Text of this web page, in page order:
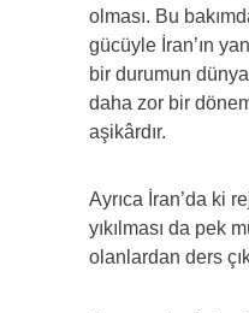
olması. Bu
gücüyle İran’ın
bir durumun
daha zor bir
aşikârdır.
Ayrıca İran’da ki
yıkılması da pek
olanlardan ders